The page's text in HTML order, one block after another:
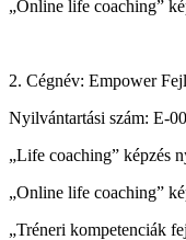
„Online life coaching”
2. Cégnév: Empower
Nyilvántartási szám: E-
„Life coaching” képzés
„Online life coaching”
„Tréneri kompetenciák